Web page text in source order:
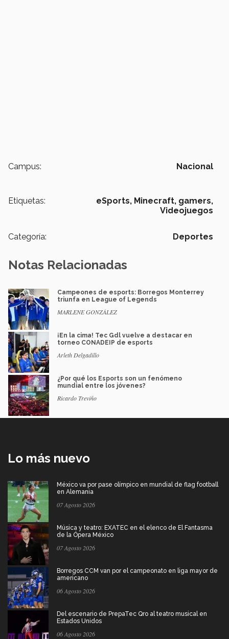
Campus: Nacional
Etiquetas: eSports, Minecraft, gamers,
Videojuegos
Categoría: Deportes
Notas Relacionadas
Campeones de esports: Borregos Monterrey
triunfa en League of Legends
MARLENE GONZÁLEZ
¡En la cima! Tec Gdl vuelve a destacar en
torneo CONADEIP de esports
Arleth Delgadillo
¿Por qué los Esports son un fenómeno
mundial entre los jóvenes?
Ricardo Treviño
Lo más nuevo
México va por pase olímpico en mundial de flag football
en Alemania
07 Agosto 2026
Música y teatro: EXATEC en el elenco de El Fantasma
de la Ópera México
07 Agosto 2026
Borregos CCM van por el campeonato en liga mayor de
americano
06 Agosto 2026
Del escenario de PrepaTec Qro al teatro musical en
Estados Unidos
06 Agosto 2026